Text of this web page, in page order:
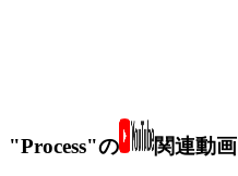
"Process"の 関連動画